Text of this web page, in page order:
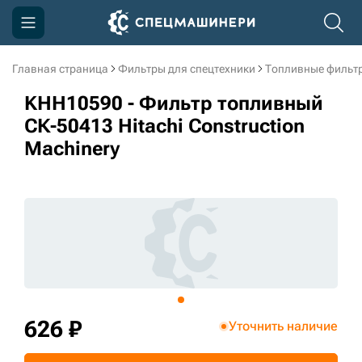
Главная страница Фильтры для спецтехники Топливные
KHH10590 - Фильтр топливный
СК-50413 Hitachi Construction
Machinery
626 ₽ Уточнить наличие
Компания
Акции
Доставка и оплата
sksale@skdst.ru